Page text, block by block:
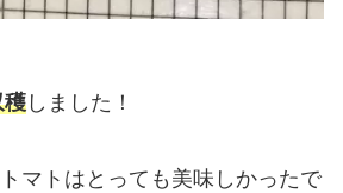
穫 しました！
マトはとっても美味しかったで